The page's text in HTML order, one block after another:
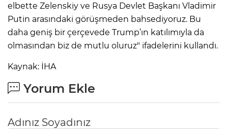
elbette Zelenskiy ve Rusya Devlet Başkanı Vladimir
Putin arasındaki görüşmeden bahsediyoruz. Bu
daha geniş bir çerçevede Trump’ın katılımıyla da
olmasından biz de mutlu oluruz" ifadelerini kullandı.
Kaynak: İHA
Yorum Ekle
Adınız Soyadınız